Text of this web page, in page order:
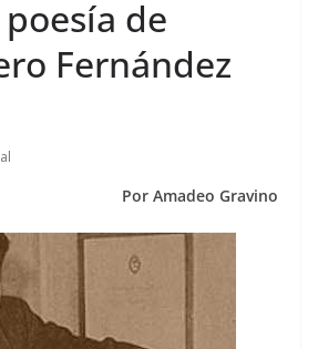
de
Fernández
Por Amadeo Gravino